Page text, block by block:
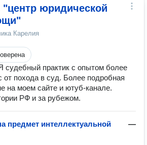
юридической
Карелия
судебный практик с опытом более
от похода в суд. Более подробная
на моем сайте и ютуб-канале.
РФ и за рубежом.
предмет интеллектуальной
—